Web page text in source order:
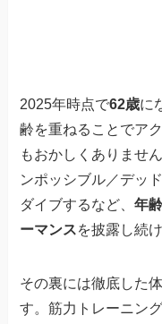
2025年時点で62歳に
齢を重ねることでア
もおかしくありませ
ンポッシブル／デッ
ダイブするなど、年
ーマンスを披露し続
その裏には徹底した
す。筋力トレーニン